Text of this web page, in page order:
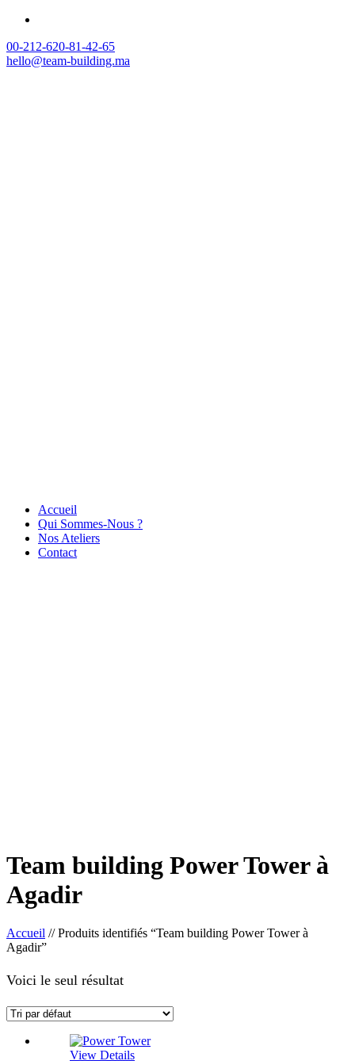
00-212-620-81-42-65
hello@team-building.ma
Accueil
Qui Sommes-Nous ?
Nos Ateliers
Contact
Team building Power Tower à
Agadir
Accueil //Produits identifiés “Team building Power Tower à
Agadir”
Voici le seul résultat
View Details